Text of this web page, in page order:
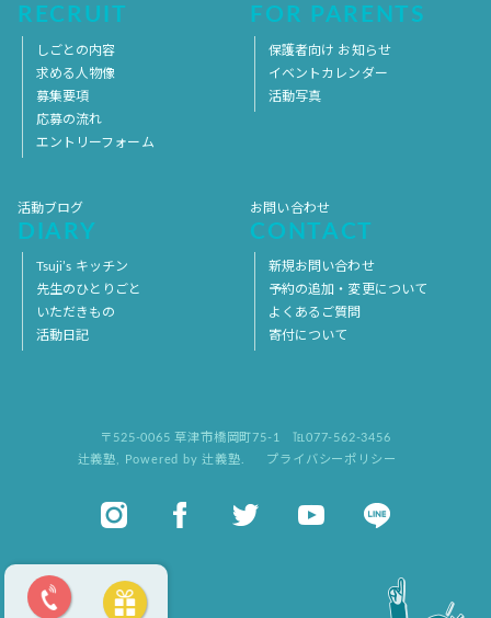
RECRUIT
しごとの内容
求める人物像
募集要項
応募の流れ
エントリーフォーム
FOR PARENTS
保護者向け お知らせ
イベントカレンダー
活動写真
活動ブログ
DIARY
Tsuji’s キッチン
先生のひとりごと
いただきもの
活動日記
お問い合わせ
CONTACT
新規お問い合わせ
予約の追加・変更について
よくあるご質問
寄付について
〒525-0065 草津市橋岡町75-1
℡077-562-3456
辻義塾, Powered by 辻義塾. プライバシーポリシー